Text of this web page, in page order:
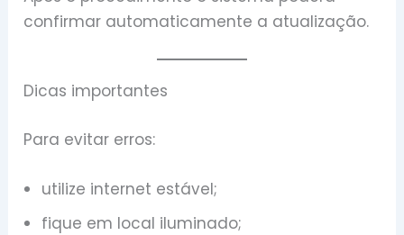
confirmar automaticamente a atualização.
Dicas importantes
Para evitar erros:
utilize internet estável;
fique em local iluminado;